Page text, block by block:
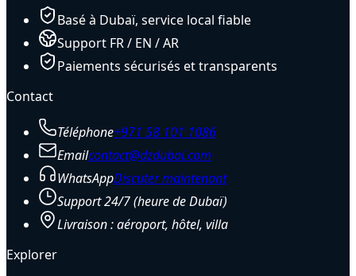
Basé à Dubaï, service local fiable
Support FR / EN / AR
Paiements sécurisés et transparents
Contact
Téléphone+971 58 101 1086
Emailcontact@dzdubai.com
WhatsAppDiscuter maintenant
Support 24/7 (heure de Dubaï)
Livraison : aéroport, hôtel, villa
Explorer